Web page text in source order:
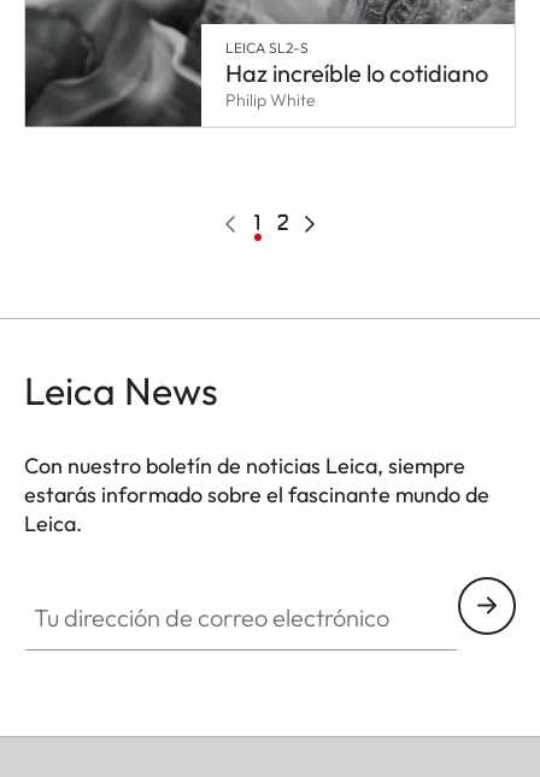
LEICA SL2-S
Haz increíble lo cotidiano
Philip White
Pagination
Página
anterior
Página
actual
1 Page
2
Siguiente
Leica News
Con nuestro boletín de noticias Leica, siempre
estarás informado sobre el fascinante mundo de
Leica.